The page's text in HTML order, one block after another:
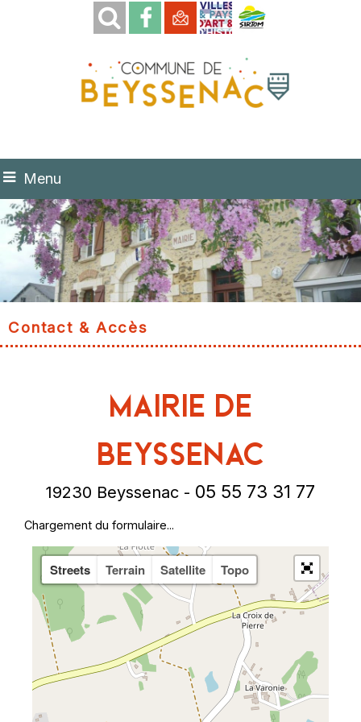
Menu
Contact & Accès
Mairie de
Beyssenac
19230 Beyssenac - 05 55 73 31 77
Chargement du formulaire...
Streets Terrain Satellite Topo